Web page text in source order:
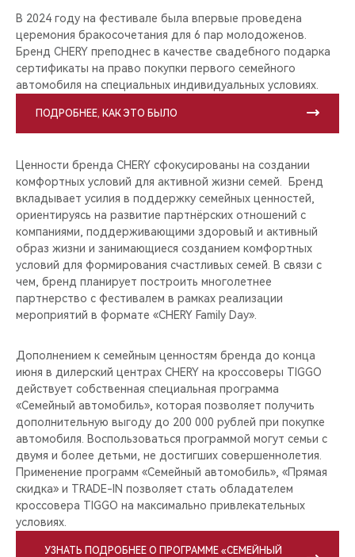
В 2024 году на фестивале была впервые проведена
церемония бракосочетания для 6 пар молодоженов.
Бренд CHERY преподнес в качестве свадебного подарка
сертификаты на право покупки первого семейного
автомобиля на специальных индивидуальных условиях.
ПОДРОБНЕЕ, КАК ЭТО БЫЛО
Ценности бренда CHERY сфокусированы на создании
комфортных условий для активной жизни семей. Бренд
вкладывает усилия в поддержку семейных ценностей,
ориентируясь на развитие партнёрских отношений с
компаниями, поддерживающими здоровый и активный
образ жизни и занимающиеся созданием комфортных
условий для формирования счастливых семей. В связи с
чем, бренд планирует построить многолетнее
партнерство с фестивалем в рамках реализации
мероприятий в формате «CHERY Family Day».
Дополнением к семейным ценностям бренда до конца
июня в дилерский центрах CHERY на кроссоверы TIGGO
действует собственная специальная программа
«Семейный автомобиль», которая позволяет получить
дополнительную выгоду до 200 000 рублей при покупке
автомобиля. Воспользоваться программой могут семьи с
двумя и более детьми, не достигших совершеннолетия.
Применение программ «Семейный автомобиль», «Прямая
скидка» и TRADE-IN позволяет стать обладателем
кроссовера TIGGO на максимально привлекательных
условиях.
УЗНАТЬ ПОДРОБНЕЕ О ПРОГРАММЕ «СЕМЕЙНЫЙ